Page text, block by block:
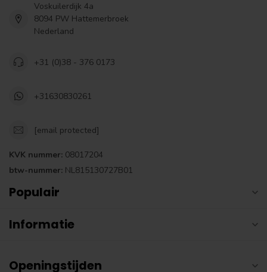
Voskuilerdijk 4a
8094 PW Hattemerbroek
Nederland
+31 (0)38 - 376 0173
+31630830261
[email protected]
KVK nummer: 08017204
btw-nummer: NL815130727B01
Populair
Informatie
Openingstijden